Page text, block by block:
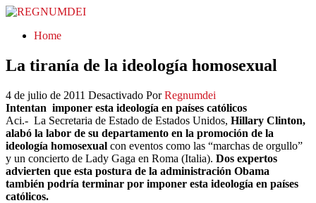
REGNUMDEI
Home
La tiranía de la ideología homosexual
4 de julio de 2011 Desactivado Por Regnumdei
Intentan imponer esta ideología en países católicos
Aci.- La Secretaria de Estado de Estados Unidos, Hillary Clinton,
alabó la labor de su departamento en la promoción de la
ideología homosexual con eventos como las “marchas de orgullo”
y un concierto de Lady Gaga en Roma (Italia). Dos expertos
advierten que esta postura de la administración Obama
también podría terminar por imponer esta ideología en países
católicos.